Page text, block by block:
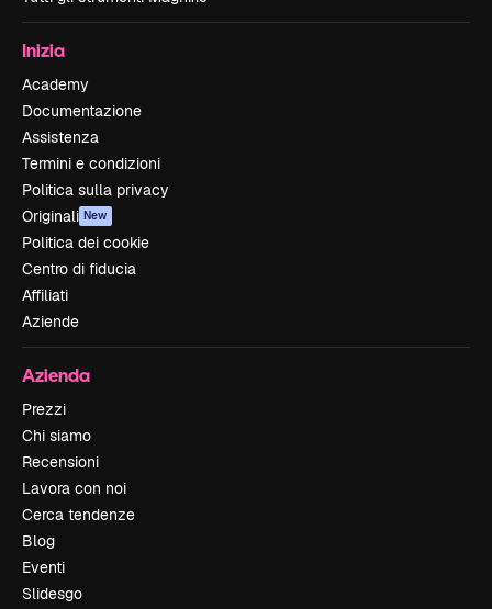
Inizia
Academy
Documentazione
Assistenza
Termini e condizioni
Politica sulla privacy
Originali New
Politica dei cookie
Centro di fiducia
Affiliati
Aziende
Azienda
Prezzi
Chi siamo
Recensioni
Lavora con noi
Cerca tendenze
Blog
Eventi
Slidesgo